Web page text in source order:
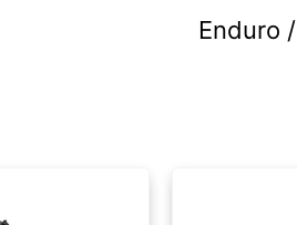
/ Enduro